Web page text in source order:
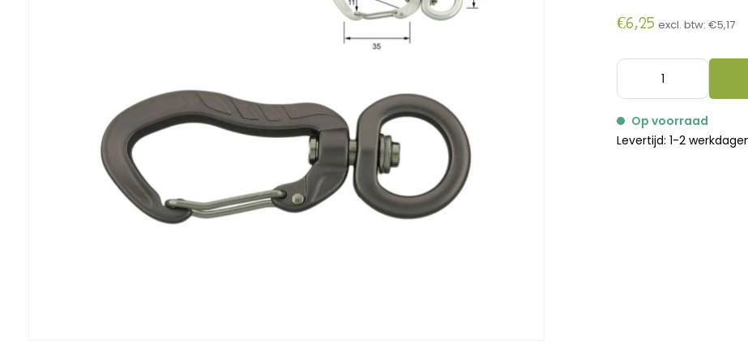
€6,25 excl. btw:€5,17
Op voorraad
Levertijd: 1-2